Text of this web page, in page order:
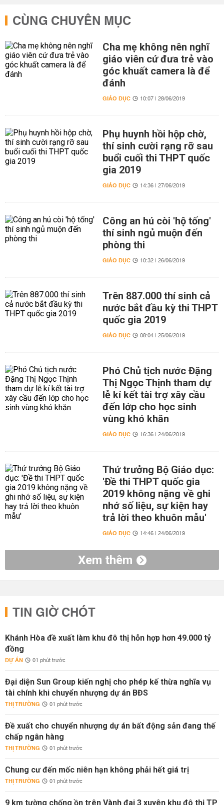
CÙNG CHUYÊN MỤC
Cha mẹ không nên nghĩ
giáo viên cứ đưa trẻ vào
góc khuất camera là để
đánh
GIÁO DỤC 10:07 | 28/06/2019
Phụ huynh hồi hộp chờ,
thí sinh cười rạng rỡ sau
buổi cuối thi THPT quốc
gia 2019
GIÁO DỤC 14:36 | 27/06/2019
Công an hú còi 'hộ tống'
thí sinh ngủ muộn đến
phòng thi
GIÁO DỤC 10:32 | 26/06/2019
Trên 887.000 thí sinh cả
nước bắt đầu kỳ thi THPT
quốc gia 2019
GIÁO DỤC 08:04 | 25/06/2019
Phó Chủ tịch nước Đặng
Thị Ngọc Thịnh tham dự
lễ kí kết tài trợ xây cầu
đến lớp cho học sinh
vùng khó khăn
GIÁO DỤC 16:36 | 24/06/2019
Thứ trưởng Bộ Giáo dục:
'Đề thi THPT quốc gia
2019 không nặng về ghi
nhớ số liệu, sự kiện hay
trả lời theo khuôn mẫu'
GIÁO DỤC 14:46 | 24/06/2019
Xem thêm
TIN GIỜ CHÓT
Khánh Hòa đề xuất làm khu đô thị hỗn hợp hơn 49.000 tỷ
đồng
DỰ ÁN 01 phút trước
Đại diện Sun Group kiến nghị cho phép kế thừa nghĩa vụ
tài chính khi chuyển nhượng dự án BĐS
THỊ TRƯỜNG 01 phút trước
Đề xuất cho chuyển nhượng dự án bất động sản đang thế
chấp ngân hàng
THỊ TRƯỜNG 01 phút trước
Chung cư đến mốc niên hạn không phải hết giá trị
THỊ TRƯỜNG 01 phút trước
9 km tường chống ồn trên Vành đai 3 xuyên khu đô thị TP